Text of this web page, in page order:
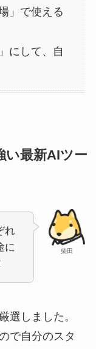
」で使える
にして、自
い最新AIツー
柴田
れ
に
選しました。
で自分のスタ